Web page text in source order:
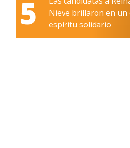
5
Nieve brillaron en un
espíritu solidario